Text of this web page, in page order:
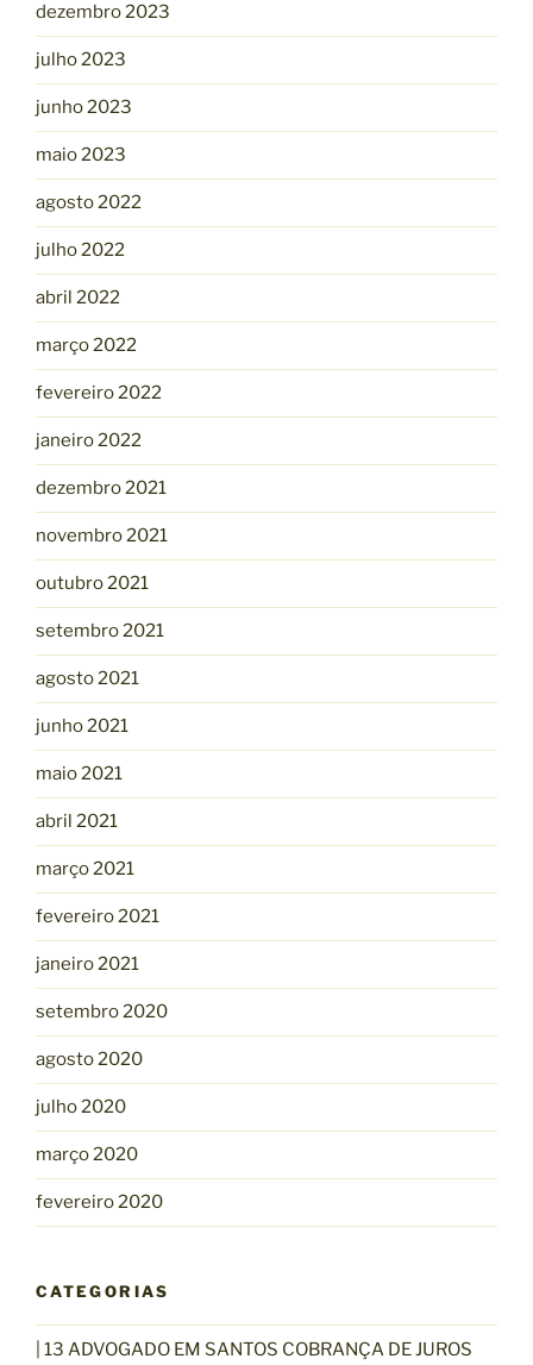
dezembro 2023
julho 2023
junho 2023
maio 2023
agosto 2022
julho 2022
abril 2022
março 2022
fevereiro 2022
janeiro 2022
dezembro 2021
novembro 2021
outubro 2021
setembro 2021
agosto 2021
junho 2021
maio 2021
abril 2021
março 2021
fevereiro 2021
janeiro 2021
setembro 2020
agosto 2020
julho 2020
março 2020
fevereiro 2020
CATEGORIAS
| 13 ADVOGADO EM SANTOS COBRANÇA DE JUROS